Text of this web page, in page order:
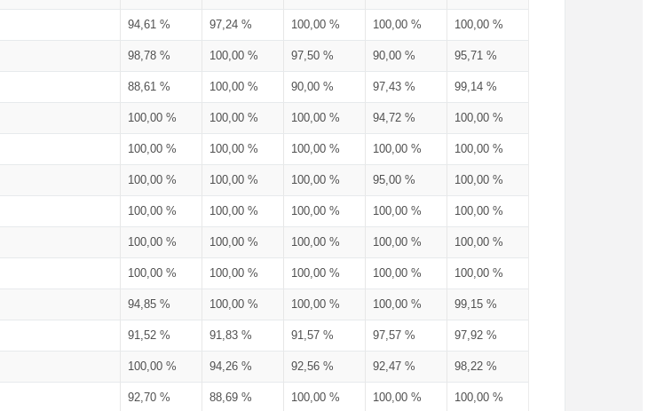
94,61 % 97,24 % 100,00 % 100,00 % 100,00 %
98,78 % 100,00 % 97,50 % 90,00 % 95,71 %
88,61 % 100,00 % 90,00 % 97,43 % 99,14 %
100,00 % 100,00 % 100,00 % 94,72 % 100,00 %
100,00 % 100,00 % 100,00 % 100,00 % 100,00 %
100,00 % 100,00 % 100,00 % 95,00 % 100,00 %
100,00 % 100,00 % 100,00 % 100,00 % 100,00 %
100,00 % 100,00 % 100,00 % 100,00 % 100,00 %
100,00 % 100,00 % 100,00 % 100,00 % 100,00 %
94,85 % 100,00 % 100,00 % 100,00 % 99,15 %
91,52 % 91,83 % 91,57 % 97,57 % 97,92 %
100,00 % 94,26 % 92,56 % 92,47 % 98,22 %
92,70 % 88,69 % 100,00 % 100,00 % 100,00 %